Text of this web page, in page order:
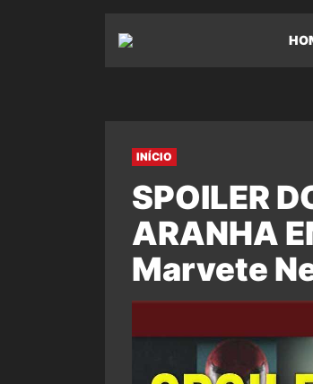
INÍCIO
SPOILER
ARANHA
Marvete